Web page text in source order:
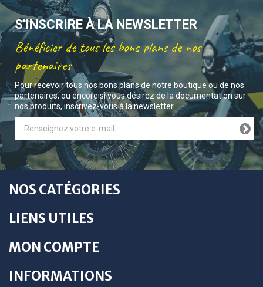
S'INSCRIRE À LA NEWSLETTER
Bénéficier de tous les bons plans de nos
partenaires
Pour recevoir tous nos bons plans de notre boutique ou de nos
partenaires, ou encore si vous désirez de la documentation sur
nos produits, inscrivez-vous à la newsletter.
NOS CATÉGORIES
LIENS UTILES
MON COMPTE
INFORMATIONS